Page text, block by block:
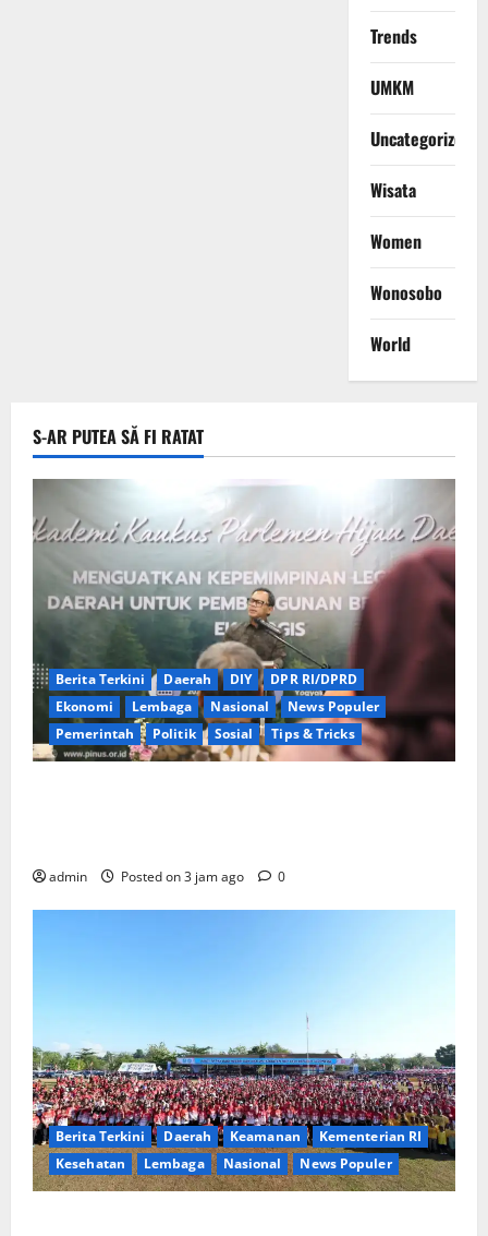
Trends
UMKM
Uncategorized
Wisata
Women
Wonosobo
World
S-AR PUTEA SĂ FI RATAT
Berita Terkini Daerah DIY
DPR RI/DPRD
Ekonomi
Lembaga Nasional
News Populer
Pemerintah
Politik Sosial Tips & Tricks
admin Posted on 3 jam ago 0
Berita Terkini Daerah Keamanan
Kementerian RI
Kesehatan
Lembaga Nasional News Populer